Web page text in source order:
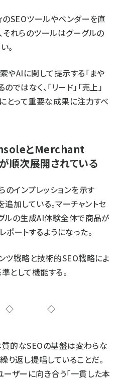
のSEOツールやベンダーを直
それらのツールはグーグルの
。
やAIに関して提示する「まや
ではなく、「リード」「売上」
にとって重要な成果に注力すべ
とMerchant
順次展開されている
のインプレッションを示す
加している。マーチャントセ
ルの生成AI体験全体で商品が
ートするようになった。
ツ戦略と技術的SEO戦略によ
として機能する。
質的なSEOの基盤は変わらな
り返し提唱していることだ。
ーザーに向き合う「一貫した本